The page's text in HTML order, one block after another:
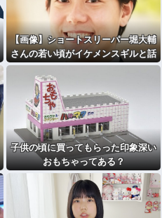
【画像】ショートスリーパー堀大輔
さんの若い頃がイケメンスギルと話
題にｗｗｗｗｗｗｗｗｗｗｗｗｗｗ
子供の頃に買ってもらった印象深い
おもちゃってある？